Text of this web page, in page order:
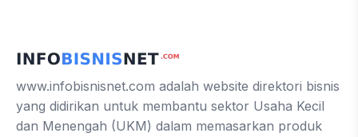
www.infobisnisnet.com adalah website direktori bisnis
yang didirikan untuk membantu sektor Usaha Kecil
dan Menengah (UKM) dalam memasarkan produk